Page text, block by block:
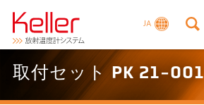
JA
取付セット PK 21-001